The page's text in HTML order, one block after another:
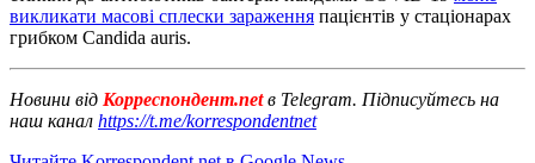
викликати масові сплески зараження пацієнтів у стаціонарах
грибком Candida auris.
Новини від Корреспондент.netв Telegram. Підписуйтесь на
наш канал https://t.me/korrespondentnet